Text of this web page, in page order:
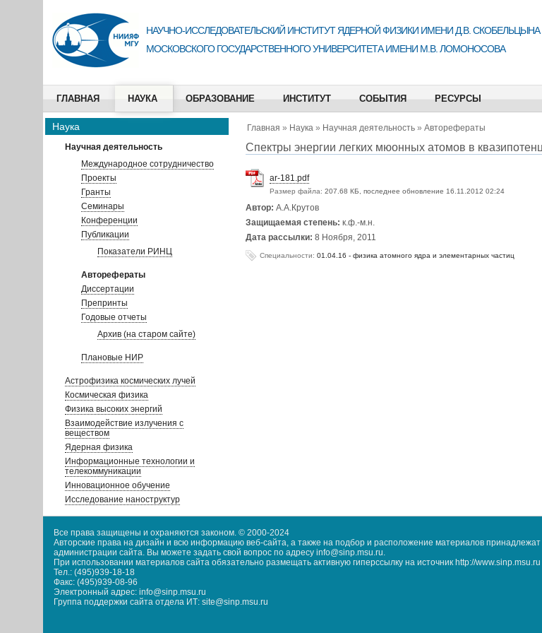
НАУЧНО-ИССЛЕДОВАТЕЛЬСКИЙ ИНСТИТУТ ЯДЕРНОЙ ФИЗИКИ ИМЕНИ Д.В. СКОБЕЛЬЦЫНА
МОСКОВСКОГО ГОСУДАРСТВЕННОГО УНИВЕРСИТЕТА ИМЕНИ М.В. ЛОМОНОСОВА
ГЛАВНАЯ НАУКА ОБРАЗОВАНИЕ ИНСТИТУТ СОБЫТИЯ РЕСУРСЫ
Наука
Научная деятельность
Международное сотрудничество
Проекты
Гранты
Семинары
Конференции
Публикации
Показатели РИНЦ
Авторефераты
Диссертации
Препринты
Годовые отчеты
Архив (на старом сайте)
Плановые НИР
Астрофизика космических лучей
Космическая физика
Физика высоких энергий
Взаимодействие излучения с
веществом
Ядерная физика
Информационные технологии и
телекоммуникации
Инновационное обучение
Исследование наноструктур
Главная » Наука» Научная деятельность» Авторефераты
Спектры энергии легких мюонных атомов в
ar-181.pdf
Размер файла: 207.68 КБ, последнее обновление 16.11.2012 02:24
Автор: А.А.Крутов
Защищаемая степень: к.ф.-м.н.
Дата рассылки: 8 Ноября, 2011
Специальности: 01.04.16 - физика атомного ядра и элементарных частиц
Все права защищены и охраняются законом. © 2000-2024
Авторские права на дизайн и всю информацию веб-сайта, а также на подбор и расположение материалов
администрации сайта. Вы можете задать свой вопрос по адресу info@sinp.msu.ru.
При использовании материалов сайта обязательно размещать активную гиперссылку на источник http://www.sinp.msu.ru
Тел.: (495)939-18-18
Факс: (495)939-08-96
Электронный адрес: info@sinp.msu.ru
Группа поддержки сайта отдела ИТ: site@sinp.msu.ru